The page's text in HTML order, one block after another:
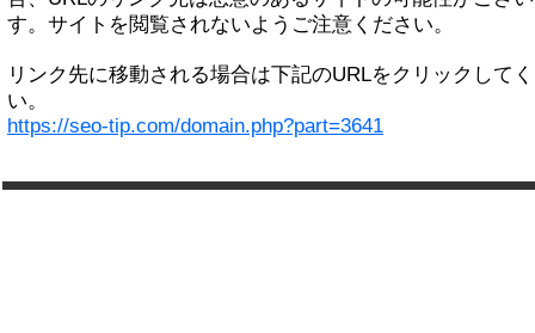
す。サイトを閲覧されないようご注意ください。
リンク先に移動される場合は下記のURLをクリックして
い。
https://seo-tip.com/domain.php?part=3641